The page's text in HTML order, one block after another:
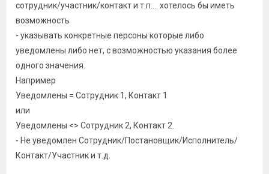
сотрудник/участник/контакт и т.п.... хотелось бы иметь
возможность
- указывать конкретные персоны которые либо
уведомлены либо нет, с возможностью указания более
одного значения.
Например
Уведомлены = Сотрудник 1, Контакт 1
или
Уведомлены <> Сотрудник 2, Контакт 2.
- Не уведомлен Сотрудник/Постановщик/Исполнитель/
Контакт/Участник и т.д.